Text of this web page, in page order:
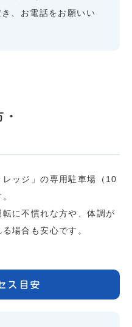
、お電話をお願いい
ッジ」の専用駐車場（10
に不慣れな方や、体調が
場合も安心です。
ス目安